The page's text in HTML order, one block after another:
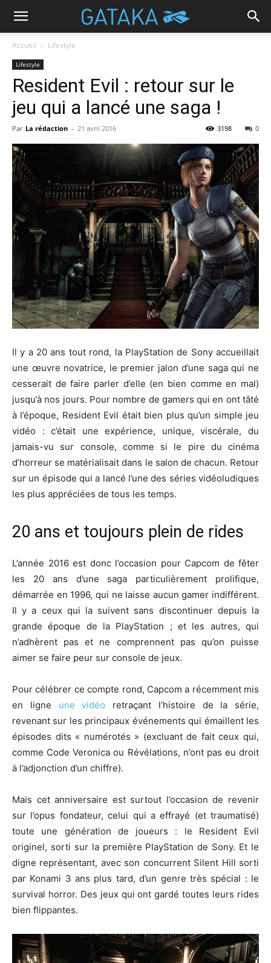
Accueil Lifestyle
Lifestyle
Resident Evil : retour sur le
jeu qui a lancé une saga !
Par La rédaction - 21 avril 2016 0
3198
Il y a 20 ans tout rond, la PlayStation de Sony accueillait
une œuvre novatrice, le premier jalon d’une saga qui ne
cesserait de faire parler d’elle (en bien comme en mal)
jusqu’à nos jours. Pour nombre de gamers qui en ont tâté
à l’époque, Resident Evil était bien plus qu’un simple jeu
vidéo : c’était une expérience, unique, viscérale, du
jamais-vu sur console, comme si le pire du cinéma
d’horreur se matérialisait dans le salon de chacun. Retour
sur un épisode qui a lancé l’une des séries vidéoludiques
les plus appréciées de tous les temps.
20 ans et toujours plein de rides
L’année 2016 est donc l’occasion pour Capcom de fêter
les 20 ans d’une saga particulièrement prolifique,
démarrée en 1996, qui ne laisse aucun gamer indifférent.
Il y a ceux qui la suivent sans discontinuer depuis la
grande époque de la PlayStation ; et les autres, qui
n’adhèrent pas et ne comprennent pas qu’on puisse
aimer se faire peur sur console de jeux.
Pour célébrer ce compte rond, Capcom a récemment mis
en ligne une vidéo retraçant l’histoire de la série,
revenant sur les principaux événements qui émaillent les
épisodes dits « numérotés » (excluant de fait ceux qui,
comme Code Veronica ou Révélations, n’ont pas eu droit
à l’adjonction d’un chiffre).
Mais cet anniversaire est surtout l’occasion de revenir
sur l’opus fondateur, celui qui a effrayé (et traumatisé)
toute une génération de joueurs : le Resident Evil
originel, sorti sur la première PlayStation de Sony. Et le
digne représentant, avec son concurrent Silent Hill sorti
par Konami 3 ans plus tard, d’un genre très spécial : le
survival horror. Des jeux qui ont gardé toutes leurs rides
bien flippantes.